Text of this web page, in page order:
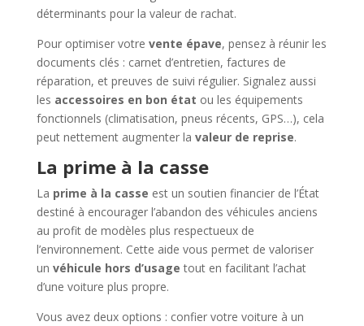
déterminants pour la valeur de rachat.
Pour optimiser votre vente épave, pensez à réunir les
documents clés : carnet d’entretien, factures de
réparation, et preuves de suivi régulier. Signalez aussi
les accessoires en bon état ou les équipements
fonctionnels (climatisation, pneus récents, GPS…), cela
peut nettement augmenter la valeur de reprise.
La prime à la casse
La prime à la casse est un soutien financier de l’État
destiné à encourager l’abandon des véhicules anciens
au profit de modèles plus respectueux de
l’environnement. Cette aide vous permet de valoriser
un véhicule hors d’usage tout en facilitant l’achat
d’une voiture plus propre.
Vous avez deux options : confier votre voiture à un